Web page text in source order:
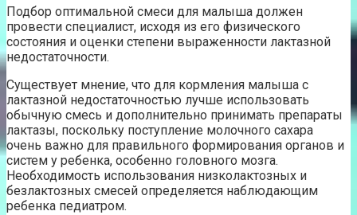
Подбор оптимальной смеси для малыша должен
провести специалист, исходя из его физического
состояния и оценки степени выраженности лактазной
недостаточности.
Существует мнение, что для кормления малыша с
лактазной недостаточностью лучше использовать
обычную смесь и дополнительно принимать препараты
лактазы, поскольку поступление молочного сахара
очень важно для правильного формирования органов и
систем у ребенка, особенно головного мозга.
Необходимость использования низколактозных и
безлактозных смесей определяется наблюдающим
ребенка педиатром.